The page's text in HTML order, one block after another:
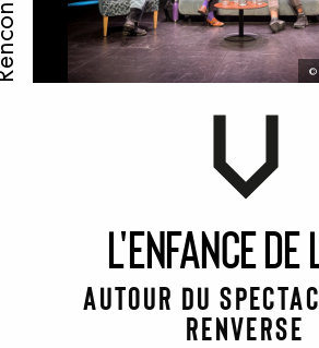
©
L'Enfancedel
Autour du
renverse